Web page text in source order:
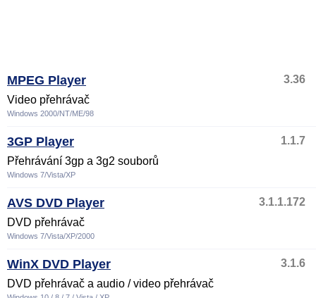
MPEG Player
3.36
Video přehrávač
Windows 2000/NT/ME/98
3GP Player
1.1.7
Přehrávání 3gp a 3g2 souborů
Windows 7/Vista/XP
AVS DVD Player
3.1.1.172
DVD přehrávač
Windows 7/Vista/XP/2000
WinX DVD Player
3.1.6
DVD přehrávač a audio / video přehrávač